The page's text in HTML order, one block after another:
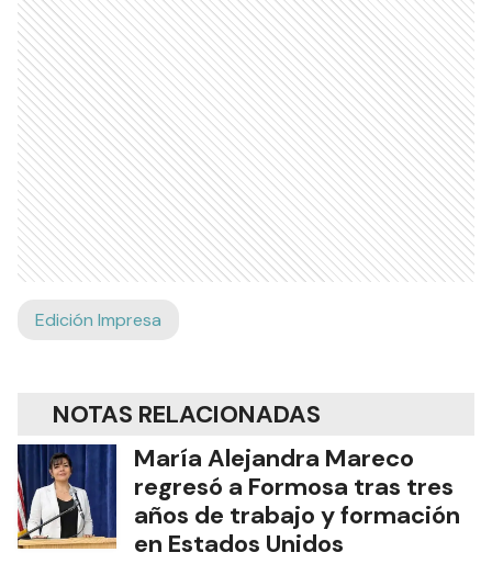
Edición Impresa
NOTAS RELACIONADAS
María Alejandra Mareco
regresó a Formosa tras tres
años de trabajo y formación
en Estados Unidos